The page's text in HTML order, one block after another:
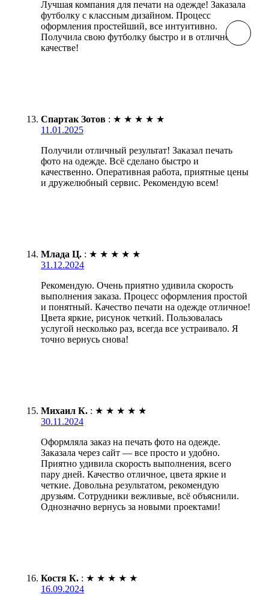
Лучшая компания для печати на одежде! Заказала
футболку с классным дизайном. Процесс
оформления простейший, все интуитивно.
Получила свою футболку быстро и в отличном
качестве!
Спартак Зотов : ★ ★ ★ ★ ★
11.01.2025
Получили отличный результат! Заказал печать
фото на одежде. Всё сделано быстро и
качественно. Оперативная работа, приятные цены
и дружелюбный сервис. Рекомендую всем!
Млада Ц. : ★ ★ ★ ★ ★
31.12.2024
Рекомендую. Очень приятно удивила скорость
выполнения заказа. Процесс оформления простой
и понятный. Качество печати на одежде отличное!
Цвета яркие, рисунок четкий. Пользовалась
услугой несколько раз, всегда все устраивало. Я
точно вернусь снова!
Михаил К. : ★ ★ ★ ★ ★
30.11.2024
Оформляла заказ на печать фото на одежде.
Заказала через сайт — все просто и удобно.
Приятно удивила скорость выполнения, всего
пару дней. Качество отличное, цвета яркие и
четкие. Довольна результатом, рекомендую
друзьям. Сотрудники вежливые, всё объяснили.
Однозначно вернусь за новыми проектами!
Костя К. : ★ ★ ★ ★ ★
16.09.2024